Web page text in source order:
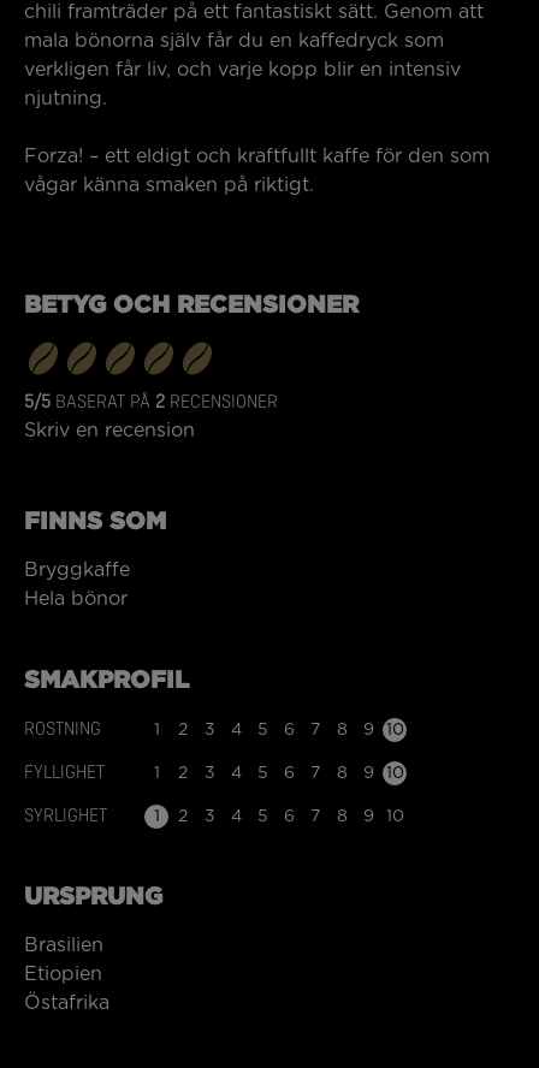
chili framträder på ett fantastiskt sätt. Genom att
mala bönorna själv får du en kaffedryck som
verkligen får liv, och varje kopp blir en intensiv
njutning.
Forza! – ett eldigt och kraftfullt kaffe för den som
vågar känna smaken på riktigt.
BETYG OCH RECENSIONER
5/5 BASERAT PÅ 2 RECENSIONER
Skriv en recension
FINNS SOM
Bryggkaffe
Hela bönor
SMAKPROFIL
ROSTNING 1 2 3 4 5 6 7 8 9 10
FYLLIGHET 1 2 3 4 5 6 7 8 9 10
SYRLIGHET 1 2 3 4 5 6 7 8 9 10
URSPRUNG
Brasilien
Etiopien
Östafrika